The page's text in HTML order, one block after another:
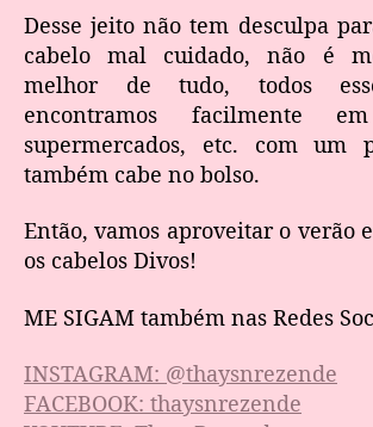
Desse jeito não tem desculpa
cabelo mal cuidado, não é
melhor de tudo, todos
encontramos facilmente
supermercados, etc. com um
também cabe no bolso.
Então, vamos aproveitar o verão
os cabelos Divos!
ME SIGAM também nas Redes
INSTAGRAM: @thaysnrezende
FACEBOOK: thaysnrezende